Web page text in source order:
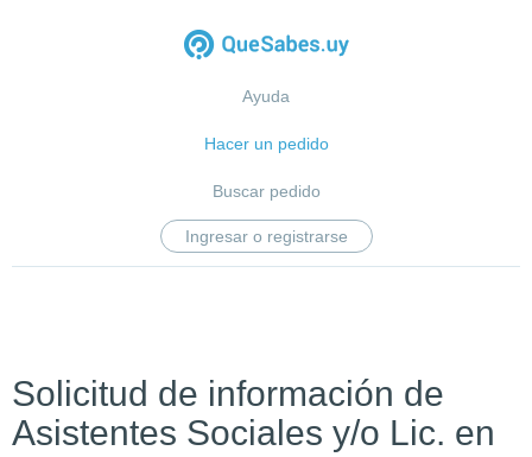
Ayuda
Hacer un pedido
Buscar pedido
Ingresar o registrarse
Solicitud de información de
Asistentes Sociales y/o Lic. en